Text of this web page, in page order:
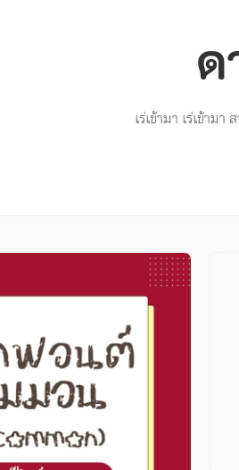
เร่เข้ามา เร่เข้า